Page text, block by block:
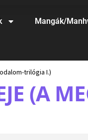
Mangák/
trilógia I.)
(A